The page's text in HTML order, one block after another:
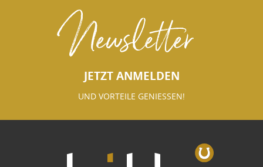
Newsletter
JETZT ANMELDEN
UND VORTEILE GENIESSEN!